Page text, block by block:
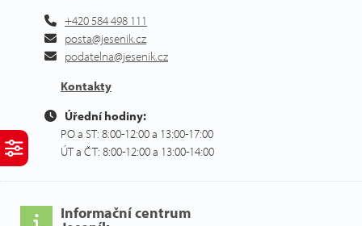
+420 584 498 111
posta@jesenik.cz
podatelna@jesenik.cz
Kontakty
Úřední hodiny:
PO a ST: 8:00-12:00 a 13:00-17:00
ÚT a ČT: 8:00-12:00 a 13:00-14:00
Informační centrum